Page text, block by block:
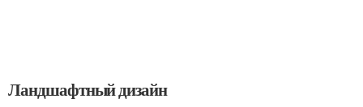
Ландшафтный дизайн